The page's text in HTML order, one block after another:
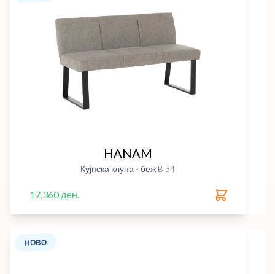
HANAM
Кујнска клупа - беж B 34
17,360 ден.
НОВО